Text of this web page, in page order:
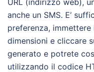
URL (indirizzo web),
anche un SMS. E’
preferenza,
dimensioni e cliccare
generato e potrete
utilizzando il codice